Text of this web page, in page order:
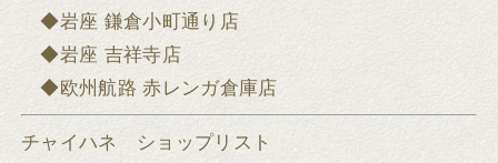
◆岩座 鎌倉小町通り店
◆岩座 吉祥寺店
◆欧州航路 赤レンガ倉庫店
チャイハネ ショップリスト